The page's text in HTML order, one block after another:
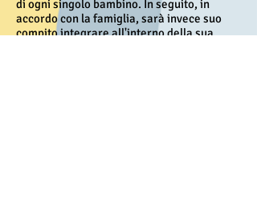
di ogni singolo bambino. In seguito, in
accordo con la famiglia, sarà invece suo
compito integrare all'interno della sua